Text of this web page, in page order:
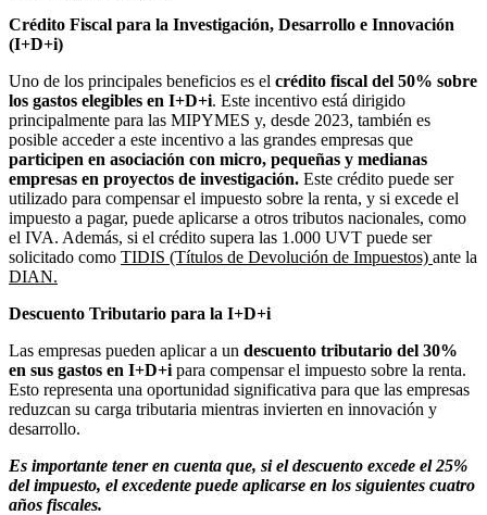
Crédito Fiscal para la Investigación, Desarrollo e Innovación
(I+D+i)
Uno de los principales beneficios es el crédito fiscal del 50% sobre
los gastos elegibles en I+D+i. Este incentivo está dirigido
principalmente para las MIPYMES y, desde 2023, también es
posible acceder a este incentivo a las grandes empresas que
participen en asociación con micro, pequeñas y medianas
empresas en proyectos de investigación. Este crédito puede ser
utilizado para compensar el impuesto sobre la renta, y si excede el
impuesto a pagar, puede aplicarse a otros tributos nacionales, como
el IVA. Además, si el crédito supera las 1.000 UVT puede ser
solicitado como TIDIS (Títulos de Devolución de Impuestos) ante la
DIAN.
Descuento Tributario para la I+D+i
Las empresas pueden aplicar a un descuento tributario del 30%
en sus gastos en I+D+i para compensar el impuesto sobre la renta.
Esto representa una oportunidad significativa para que las empresas
reduzcan su carga tributaria mientras invierten en innovación y
desarrollo.
Es importante tener en cuenta que, si el descuento excede el 25%
del impuesto, el excedente puede aplicarse en los siguientes cuatro
años fiscales.